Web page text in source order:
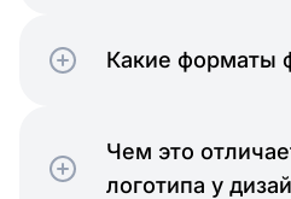
Какие форматы
Чем это
логотипа у